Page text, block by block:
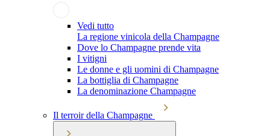
Vedi tutto
La regione vinicola della Champagne
Dove lo Champagne prende vita
I vitigni
Le donne e gli uomini di Champagne
La bottiglia di Champagne
La denominazione Champagne
Il terroir della Champagne